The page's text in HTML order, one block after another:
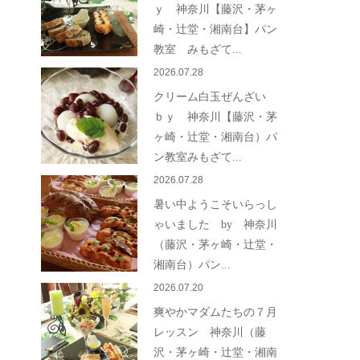
ｙ 神奈川【藤沢・茅ヶ
崎・辻堂・湘南台】パン
教室 みもざて...
2026.07.28
クリーム白玉ぜんざい
ｂｙ 神奈川【藤沢・茅
ヶ崎・辻堂・湘南台）パ
ン教室みもざて...
2026.07.28
暑い中ようこそいらっし
ゃいました by 神奈川
（藤沢・茅ヶ崎・辻堂・
湘南台）パン...
2026.07.20
爽やかマダムたちの７月
レッスン 神奈川（藤
沢・茅ヶ崎・辻堂・湘南